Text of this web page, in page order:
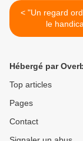
< "Un regard ordinaire sur
le
Hébergé par
Top articles
Pages
Contact